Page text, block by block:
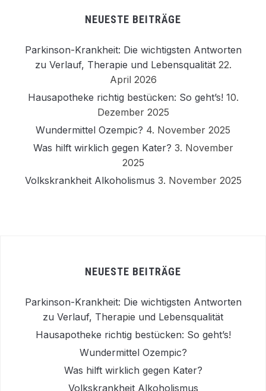
NEUESTE BEITRÄGE
Parkinson-Krankheit: Die wichtigsten Antworten
zu Verlauf, Therapie und Lebensqualität 22.
April 2026
Hausapotheke richtig bestücken: So geht’s! 10.
Dezember 2025
Wundermittel Ozempic? 4. November 2025
Was hilft wirklich gegen Kater? 3. November
2025
Volkskrankheit Alkoholismus 3. November 2025
NEUESTE BEITRÄGE
Parkinson-Krankheit: Die wichtigsten Antworten
zu Verlauf, Therapie und Lebensqualität
Hausapotheke richtig bestücken: So geht’s!
Wundermittel Ozempic?
Was hilft wirklich gegen Kater?
Volkskrankheit Alkoholismus